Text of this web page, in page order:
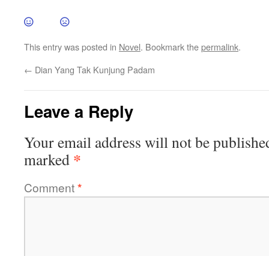
This entry was posted in Novel. Bookmark thepermalink.
← Dian Yang Tak Kunjung Padam
Leave a Reply
Your email address will not be
marked *
Comment*